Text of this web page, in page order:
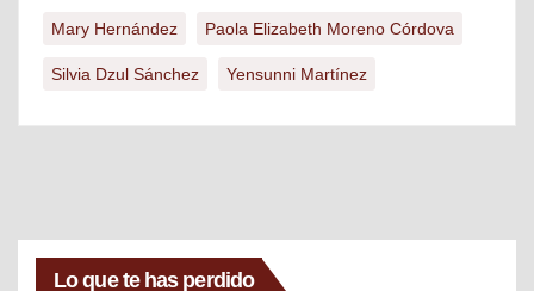
Mary Hernández Paola Elizabeth Moreno Córdova
Silvia Dzul Sánchez Yensunni Martínez
Lo que te has perdido